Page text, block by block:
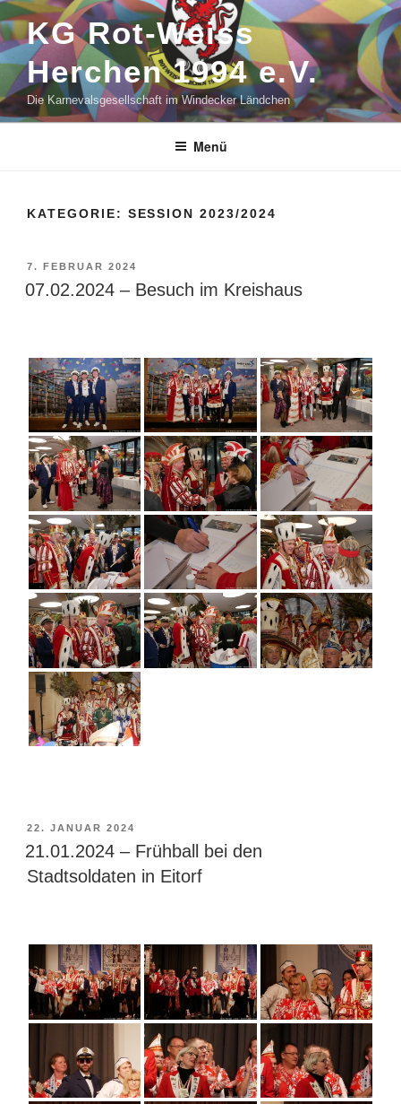
Zum
Inhalt
springen
KG Rot-Weiss
Herchen 1994 e.V.
Die Karnevalsgesellschaft im Windecker Ländchen
Menü
KATEGORIE: SESSION 2023/2024
VERÖFFENTLICHT
AM
7. FEBRUAR 2024
07.02.2024 – Besuch im Kreishaus
VERÖFFENTLICHT
AM
22. JANUAR 2024
21.01.2024 – Frühball bei den
Stadtsoldaten in Eitorf